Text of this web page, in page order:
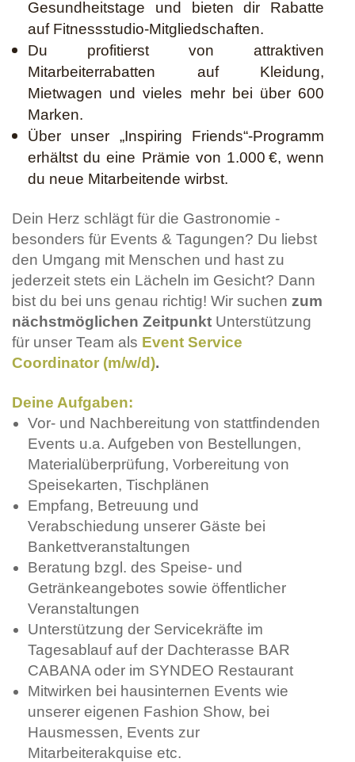
Gesundheitstage und bieten dir Rabatte
auf Fitnessstudio-Mitgliedschaften.
Du profitierst von attraktiven
Mitarbeiterrabatten auf Kleidung,
Mietwagen und vieles mehr bei über 600
Marken.
Über unser „Inspiring Friends“-Programm
erhältst du eine Prämie von 1.000 €, wenn
du neue Mitarbeitende wirbst.
Dein Herz schlägt für die Gastronomie -
besonders für Events & Tagungen? Du liebst
den Umgang mit Menschen und hast zu
jederzeit stets ein Lächeln im Gesicht? Dann
bist du bei uns genau richtig! Wir suchen zum
nächstmöglichen Zeitpunkt Unterstützung
für unser Team als Event Service
Coordinator (m/w/d).
Deine Aufgaben:
Vor- und Nachbereitung von stattfindenden
Events u.a. Aufgeben von Bestellungen,
Materialüberprüfung, Vorbereitung von
Speisekarten, Tischplänen
Empfang, Betreuung und
Verabschiedung unserer Gäste bei
Bankettveranstaltungen
Beratung bzgl. des Speise- und
Getränkeangebotes sowie öffentlicher
Veranstaltungen
Unterstützung der Servicekräfte im
Tagesablauf auf der Dachterasse BAR
CABANA oder im SYNDEO Restaurant
Mitwirken bei hausinternen Events wie
unserer eigenen Fashion Show, bei
Hausmessen, Events zur
Mitarbeiterakquise etc.